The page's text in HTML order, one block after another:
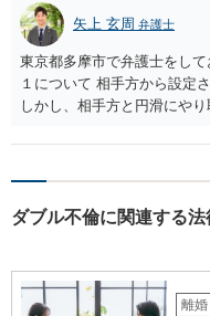
士に、破産手続への意見申
加費用はかかるか、免責さ
責債権として争う見込みが
矢上 玄周 弁護士
東京都多摩市で弁護士をし
１について 相手方から設定
しかし、相手方と円滑にや
が、期限を守らないのもご
は、法的には別の議論では
負担割合が高くなり、婚約
能性もないわけではありま
ダブル不倫に関連する
離